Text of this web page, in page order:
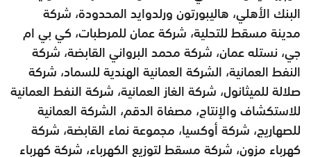
البنك الأهلي، هاليبورتون ورلدوايد المحدودة، شركة
مدينة مسقط للتحلية، شركة عمان للمرطبات، كي بي ام
جي، نستله عمان، شركة محمد البرواني القابضة، شركة
النفط العمانية، الشركة العمانية الهندية للسماد، شركة
صلالة للميثانول، شركة الغاز العمانية، شركة النفط العمانية
للاستكشاف والإنتاج، مصفاة الدقم، الشركة العمانية
للصهاريج، شركة أوكسيا، مجموعة نماء القابضة، شركة
كهرباء مزون، شركة مسقط لتوزيع الكهرباء، شركة كهرباء